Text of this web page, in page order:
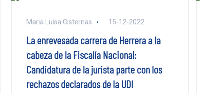
Maria Luisa Cisternas 15-12-2022
La enrevesada carrera de Herrera a la
cabeza de la Fiscalía Nacional:
Candidatura de la jurista parte con los
rechazos declarados de la UDI